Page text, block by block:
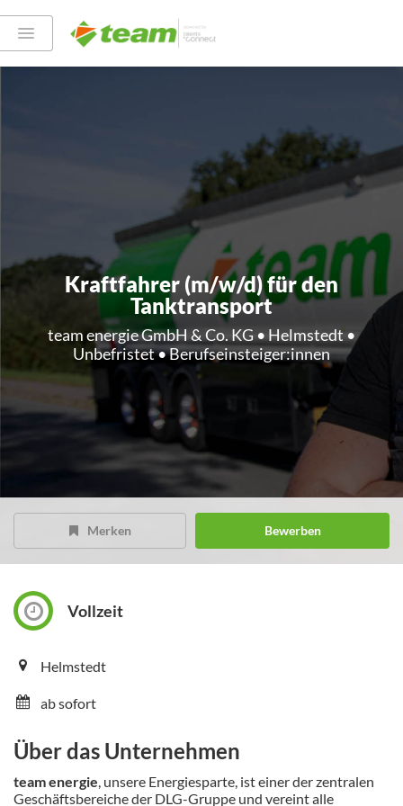
Kraftfahrer (m/w/d) für den
Tanktransport
team energie GmbH & Co. KG • Helmstedt •
Unbefristet • Berufseinsteiger:innen
Merken Bewerben
Vollzeit
Helmstedt
ab sofort
Über das Unternehmen
team energie, unsere Energiesparte, ist einer der zentralen
Geschäftsbereiche der DLG-Gruppe und vereint alle